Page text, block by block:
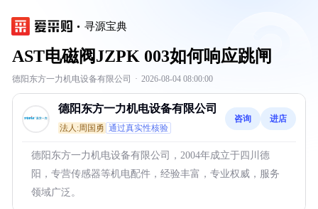
寻源宝典
AST电磁阀JZPK 003如何响应跳闸
德阳东方一力机电设备有限公司 · 2026-08-04 08:00:00
德阳东方一力机电设备有限公司
法人:周国勇 通过真实性核验
咨询 进店
德阳东方一力机电设备有限公司，2004年成立于四川德
阳，专营传感器等机电配件，经验丰富，专业权威，服务
领域广泛。